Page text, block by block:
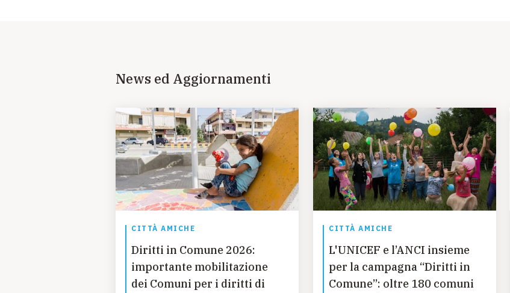
News ed Aggiornamenti
CITTÀ AMICHE
Diritti in Comune 2026:
importante mobilitazione
dei Comuni per i diritti di
CITTÀ AMICHE
L'UNICEF e l’ANCI insieme
per la campagna “Diritti in
Comune”: oltre 180 comuni